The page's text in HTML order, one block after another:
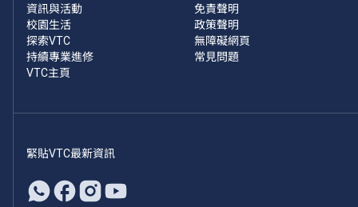
資訊與活動
校園生活
探索VTC
持續專業進修
VTC主頁
免責聲明
政策聲明
無障礙網頁
常見問題
緊貼VTC最新資訊